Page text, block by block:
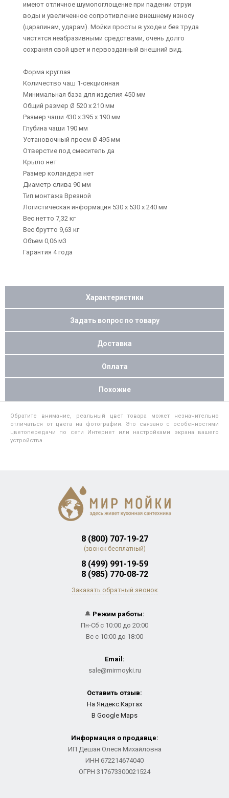
имеют отличное шумопоглощение при падении струи
воды и увеличенное сопротивление внешнему износу
(царапинам, ударам). Мойки просты в уходе и без труда
чистятся неабразивными средствами, очень долго
сохраняя свой цвет и первозданный внешний вид.
Форма круглая
Количество чаш 1-секционная
Минимальная база для изделия 450 мм
Общий размер Ø 520 х 210 мм
Размер чаши 430 х 395 х 190 мм
Глубина чаши 190 мм
Установочный проем Ø 495 мм
Отверстие под смеситель да
Крыло нет
Размер коландера нет
Диаметр слива 90 мм
Тип монтажа Врезной
Логистическая информация 530 х 530 х 240 мм
Вес нетто 7,32 кг
Вес брутто 9,63 кг
Объем 0,06 м3
Гарантия 4 года
Характеристики
Задать вопрос по товару
Доставка
Оплата
Похожие
Обратите внимание, реальный цвет товара может незначительно
отличаться от цвета на фотографии. Это связано с особенностями
цветопередачи по сети Интернет или настройками экрана вашего
устройства.
8 (800) 707-19-27
(звонок бесплатный)
8 (499) 991-19-59
8 (985) 770-08-72
Заказать обратный звонок
🔔 Режим работы:
Пн-Сб с 10:00 до 20:00
Вс с 10:00 до 18:00
Email:
sale@mirmoyki.ru
Оставить отзыв:
На Яндекс.Картах
В Google Maps
Информация о продавце:
ИП Дешан Олеся Михайловна
ИНН 672214674040
ОГРН 317673300021524